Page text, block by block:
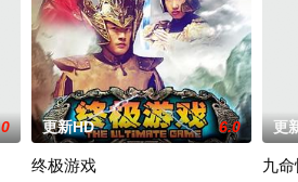
更新HD 6.0
终极游戏
更
九